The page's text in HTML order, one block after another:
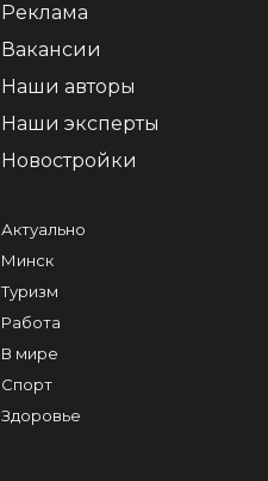
Реклама
Вакансии
Наши авторы
Наши эксперты
Новостройки
Актуально
Минск
Туризм
Работа
В мире
Спорт
Здоровье